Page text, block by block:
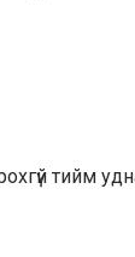
тийм